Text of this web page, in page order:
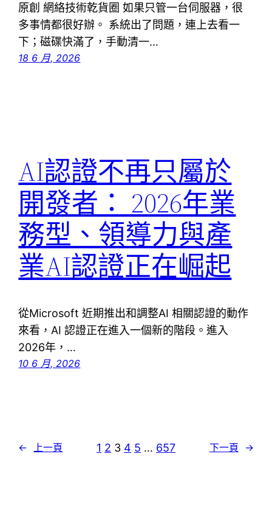
原創 網絡技術乾貨圈 如果只管一台伺服器，很
多事情都很好辦。 系統出了問題，連上去看一
下；磁碟快滿了，手動清一…
18 6 月, 2026
AI認證不再只屬於
開發者： 2026年業
務型、領導力與產
業AI認證正在崛起
從Microsoft 近期推出和調整AI 相關認證的動作
來看，AI 認證正在進入一個新的階段。進入
2026年，…
10 6 月, 2026
← 上一頁 1 2 3 4 5 … 657 下一頁 →